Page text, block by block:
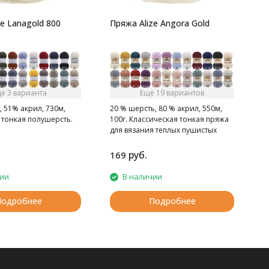
Lanagold 800
3 варианта
51% акрил, 730м,
полушерсть.
Пряжа Alize Angora Gold
Ещё 19 вариантов
20 % шерсть, 80 % акрил, 550м,
100г. Классическая тонкая пряжа
для вязания теплых пушистых
169 руб.
В наличии
Подробнее